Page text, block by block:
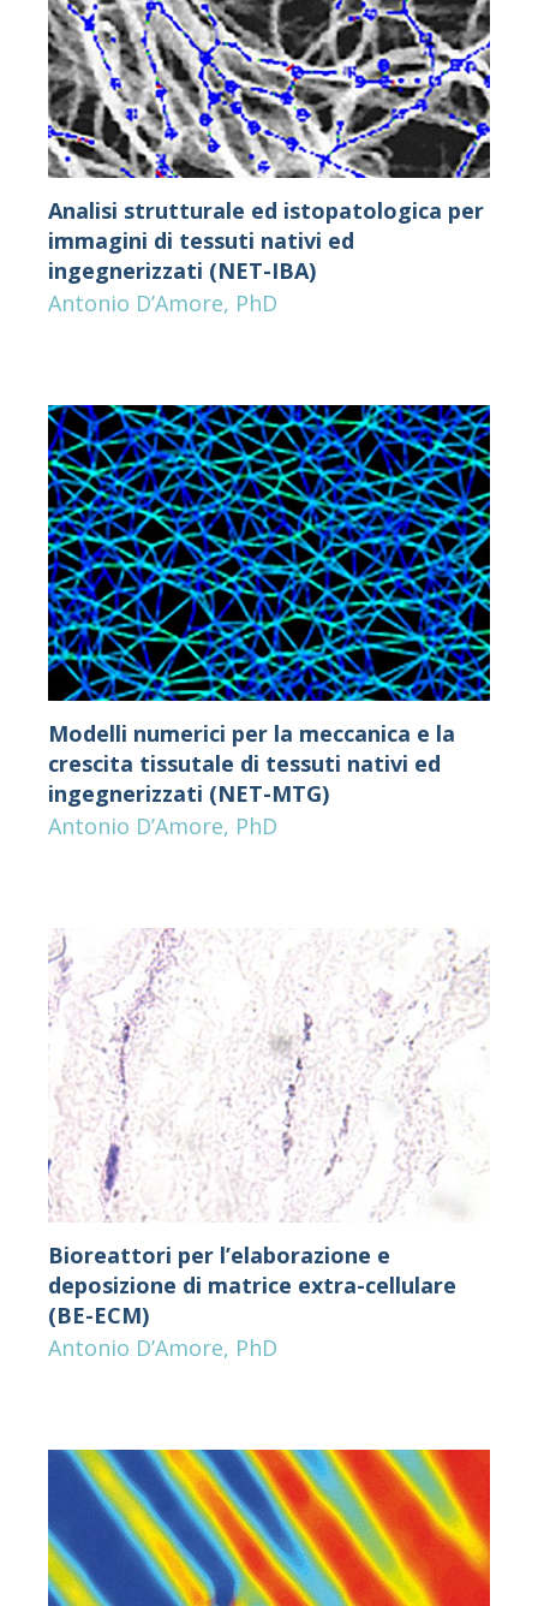
Analisi strutturale ed istopatologica per
immagini di tessuti nativi ed
ingegnerizzati (NET-IBA)
Antonio D’Amore, PhD
Modelli numerici per la meccanica e la
crescita tissutale di tessuti nativi ed
ingegnerizzati (NET-MTG)
Antonio D’Amore, PhD
Bioreattori per l’elaborazione e
deposizione di matrice extra-cellulare
(BE-ECM)
Antonio D’Amore, PhD